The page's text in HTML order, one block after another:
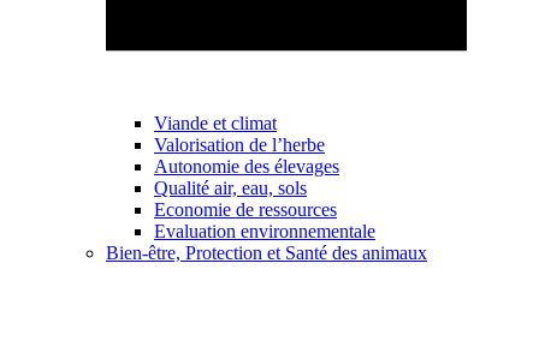
Viande et climat
Valorisation de l’herbe
Autonomie des élevages
Qualité air, eau, sols
Economie de ressources
Evaluation environnementale
Bien-être, Protection et Santé des animaux